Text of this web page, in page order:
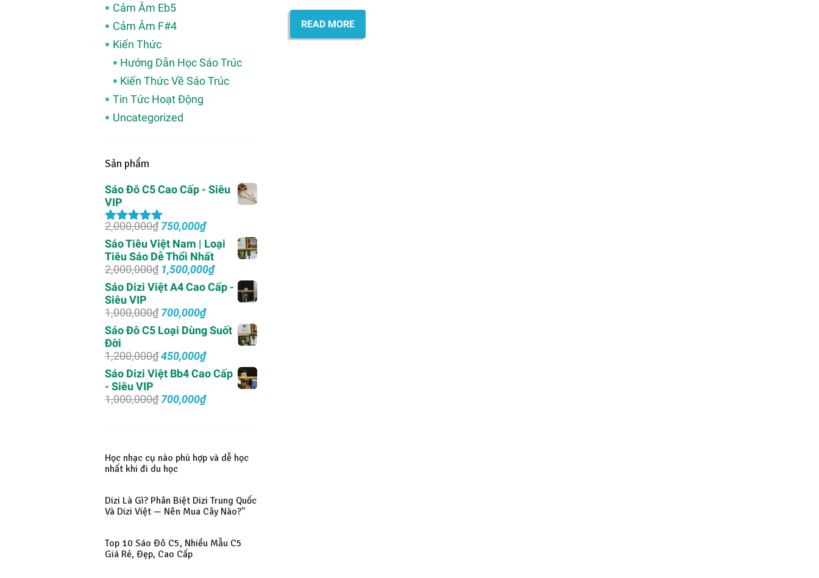
READ MORE
Cảm Âm Eb5
Cảm Âm F#4
Kiến Thức
Hướng Dẫn Học Sáo Trúc
Kiến Thức Về Sáo Trúc
Tin Tức Hoạt Động
Uncategorized
Sản phẩm
Sáo Đô C5 Cao Cấp - Siêu
VIP
Được xếp
hạng5.005
sao
2,000,000₫ Giá
gốc
là:
2,000,000₫.
750,000₫Giá
hiện
tại
là:
750,000₫.
Sáo Tiêu Việt Nam | Loại
Tiêu Sáo Dễ Thổi Nhất
2,000,000₫ Giá
gốc
là:
2,000,000₫.
1,500,000₫Giá
hiện
tại
Sáo Dizi Việt A4 Cao Cấp -
Siêu VIP
1,000,000₫ Giá
gốc
là:
1,000,000₫.
700,000₫Giá
hiện
tại
là:
Sáo Đô C5 Loại Dùng Suốt
Đời
1,200,000₫Giá
gốc
là:
1,200,000₫.
450,000₫Giá
hiện
tại
là:
Sáo Dizi Việt Bb4 Cao Cấp
- Siêu VIP
1,000,000₫ Giá
700,000₫Giá
700,000₫.
Học nhạc cụ nào phù hợp và dễ học
nhất khi đi du học
Dizi Là Gì? Phân Biệt Dizi Trung Quốc
Và Dizi Việt — Nên Mua Cây Nào?"
Top 10 Sáo Đô C5, Nhiều Mẫu C5
Giá Rẻ, Đẹp, Cao Cấp